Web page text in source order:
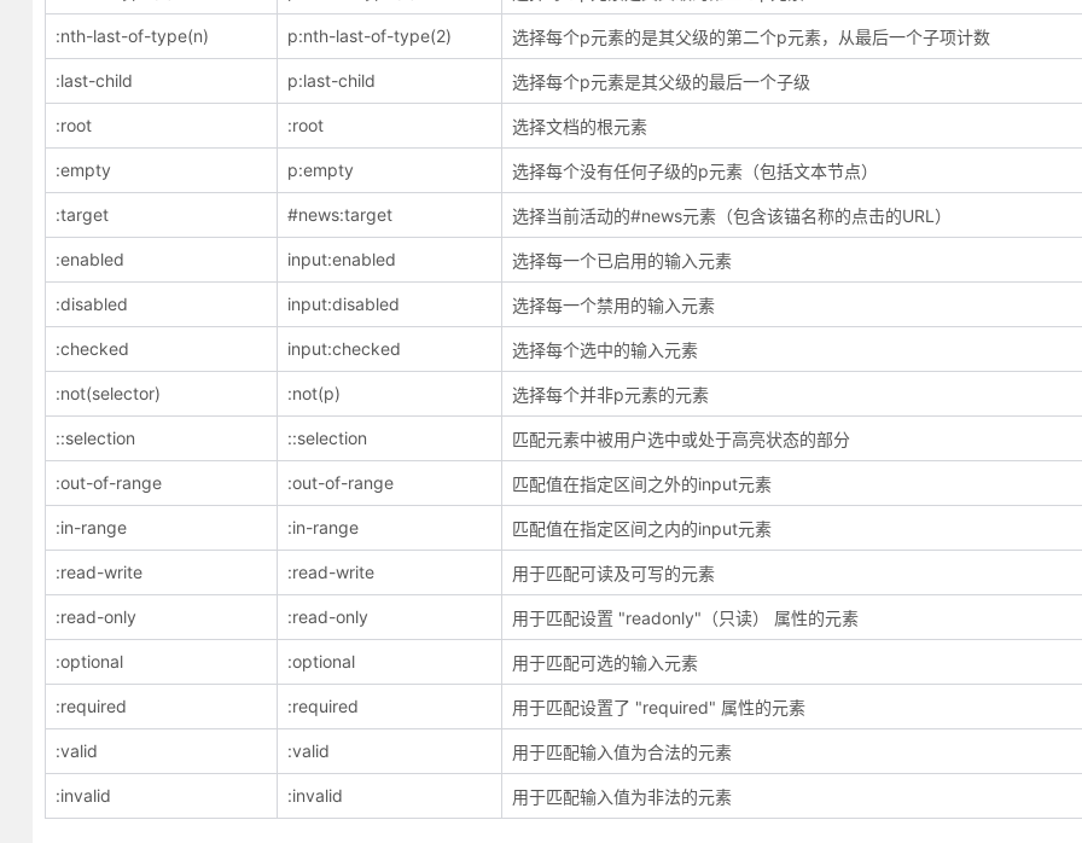
:nth-last-of-type(n) p:nth-last-of-type(2) 选择每个p元素的是其父级的第二个p元素，从最后一个子项计数
:last-child p:last-child 选择每个p元素是其父级的最后一个子级
:root :root 选择文档的根元素
:empty p:empty 选择每个没有任何子级的p元素（包括文本节点）
:target #news:target 选择当前活动的#news元素（包含该锚名称的点击的URL）
:enabled input:enabled 选择每一个已启用的输入元素
:disabled input:disabled 选择每一个禁用的输入元素
:checked input:checked 选择每个选中的输入元素
:not(selector) :not(p) 选择每个并非p元素的元素
::selection ::selection 匹配元素中被用户选中或处于高亮状态的部分
:out-of-range :out-of-range 匹配值在指定区间之外的input元素
:in-range :in-range 匹配值在指定区间之内的input元素
:read-write :read-write 用于匹配可读及可写的元素
:read-only :read-only 用于匹配设置 "readonly"（只读） 属性的元素
:optional :optional 用于匹配可选的输入元素
:required :required 用于匹配设置了 "required" 属性的元素
:valid :valid 用于匹配输入值为合法的元素
:invalid :invalid 用于匹配输入值为非法的元素